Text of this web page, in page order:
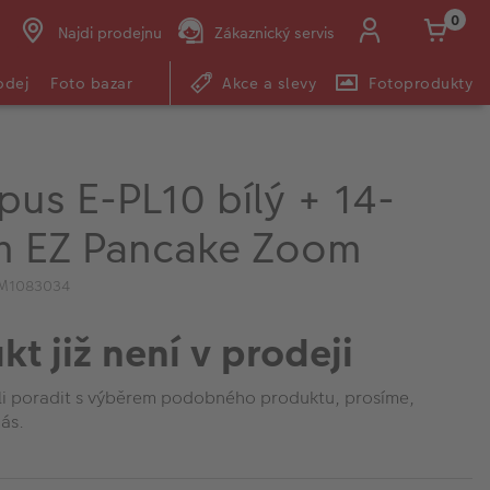
Najdi prodejnu Zákaznický servis
0
Foto bazar Akce a slevy Fotoprodukty
E-PL10 bílý + 14-
EZ Pancake Zoom
již není v prodeji
poradit s výběrem podobného produktu, prosíme,